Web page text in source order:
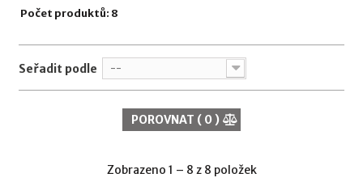
Počet produktů: 8
Seřadit podle --
POROVNAT ( 0)
Zobrazeno 1 – 8 z 8 položek